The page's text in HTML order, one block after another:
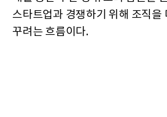
스타트업과 경쟁하기 위해 조직을
꾸려는 흐름이다.